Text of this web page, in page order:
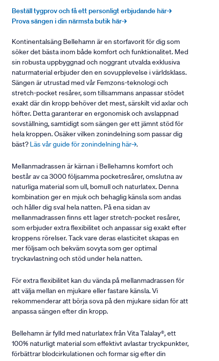
Beställ tygprov och få ett personligt erbjudande här→
Prova sängen i din närmsta butik här→
Kontinentalsäng Bellehamn är en storfavorit för dig som
söker det bästa inom både komfort och funktionalitet. Med
sin robusta uppbyggnad och noggrant utvalda exklusiva
naturmaterial erbjuder den en sovupplevelse i världsklass.
Sängen är utrustad med vår Femzons-teknologi och
stretch-pocket resårer, som tillsammans anpassar stödet
exakt där din kropp behöver det mest, särskilt vid axlar och
höfter. Detta garanterar en ergonomisk och avslappnad
sovställning, samtidigt som sängen ger ett jämnt stöd för
hela kroppen. Osäker vilken zonindelning som passar dig
bäst? Läs vår guide för zonindelning här→.
Mellanmadrassen är kärnan i Bellehamns komfort och
består av ca 3000 följsamma pocketresårer, omslutna av
naturliga material som ull, bomull och naturlatex. Denna
kombination ger en mjuk och behaglig känsla som andas
och håller dig sval hela natten. På ena sidan av
mellanmadrassen finns ett lager stretch-pocket resårer,
som erbjuder extra flexibilitet och anpassar sig exakt efter
kroppens rörelser. Tack vare deras elasticitet skapas en
mer följsam och bekväm sovyta som ger optimal
tryckavlastning och stöd under hela natten.
För extra flexibilitet kan du vända på mellanmadrassen för
att välja mellan en mjukare eller fastare känsla. Vi
rekommenderar att börja sova på den mjukare sidan för att
anpassa sängen efter din kropp.
Bellehamn är fylld med naturlatex från Vita Talalay®, ett
100% naturligt material som effektivt avlastar tryckpunkter,
förbättrar blodcirkulationen och formar sig efter din